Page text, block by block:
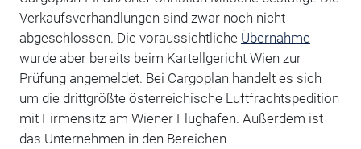
Verkaufsverhandlungen sind zwar noch nicht
abgeschlossen. Die voraussichtliche Übernahme
wurde aber bereits beim Kartellgericht Wien zur
Prüfung angemeldet. Bei Cargoplan handelt es sich
um die drittgrößte österreichische Luftfrachtspedition
mit Firmensitz am Wiener Flughafen. Außerdem ist
das Unternehmen in den Bereichen